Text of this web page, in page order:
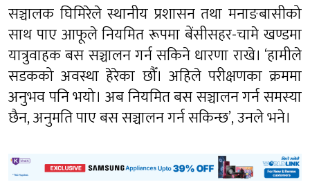
सञ्चालक घिमिरेले स्थानीय प्रशासन तथा मनाङबासीको
साथ पाए आफूले नियमित रूपमा बेंसीसहर-चामे खण्डमा
यात्रुवाहक बस सञ्चालन गर्न सकिने धारणा राखे। ‘हामीले
सडकको अवस्था हेरेका छौँ। अहिले परीक्षणका क्रममा
अनुभव पनि भयो। अब नियमित बस सञ्चालन गर्न समस्या
छैन, अनुमति पाए बस सञ्चालन गर्न सकिन्छ’, उनले भने।